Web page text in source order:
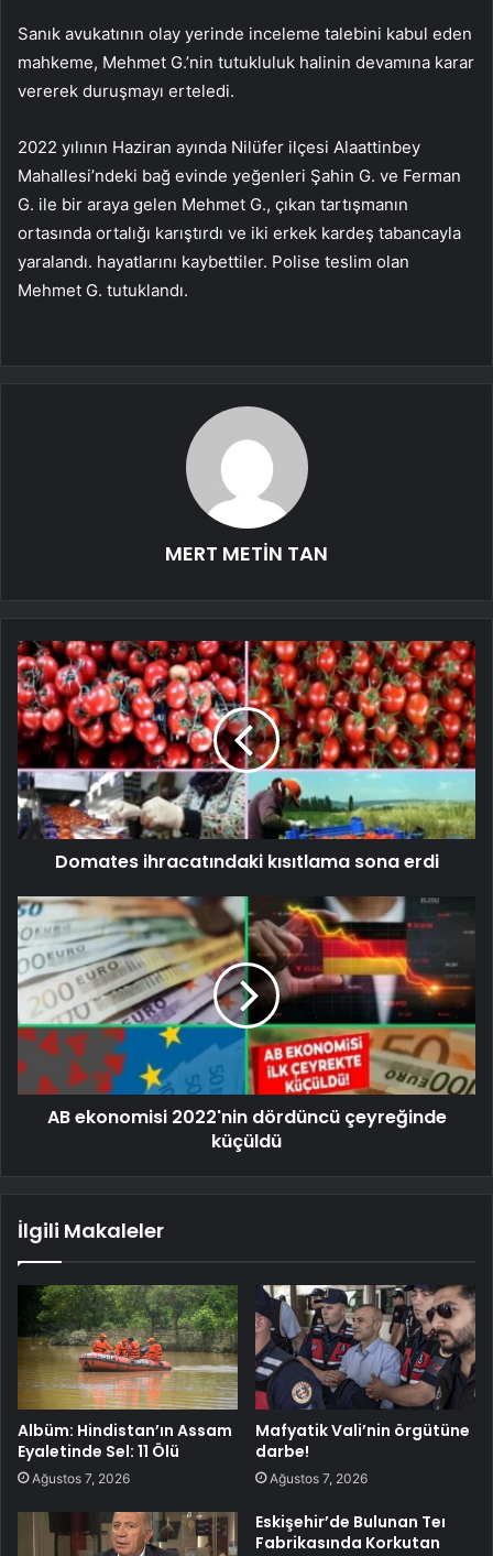
Sanık avukatının olay yerinde inceleme talebini kabul eden
mahkeme, Mehmet G.’nin tutukluluk halinin devamına karar
vererek duruşmayı erteledi.
2022 yılının Haziran ayında Nilüfer ilçesi Alaattinbey
Mahallesi’ndeki bağ evinde yeğenleri Şahin G. ve Ferman
G. ile bir araya gelen Mehmet G., çıkan tartışmanın
ortasında ortalığı karıştırdı ve iki erkek kardeş tabancayla
yaralandı. hayatlarını kaybettiler. Polise teslim olan
Mehmet G. tutuklandı.
MERT METİN TAN
Domates ihracatındaki kısıtlama sona erdi
AB ekonomisi 2022'nin dördüncü çeyreğinde
küçüldü
İlgili Makaleler
Albüm: Hindistan’ın Assam
Eyaletinde Sel: 11 Ölü
Ağustos 7, 2026
Mafyatik Vali’nin örgütüne
darbe!
Ağustos 7, 2026
Eskişehir’de Bulunan Teı
Fabrikasında Korkutan